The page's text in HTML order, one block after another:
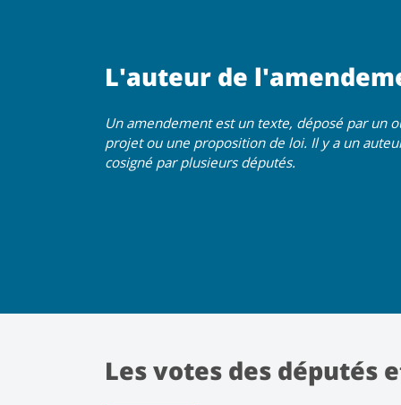
L'auteur de
Un amendement est un texte, déposé par un
projet ou une proposition de loi. Il y a un
cosigné par plusieurs députés.
Les votes des députés